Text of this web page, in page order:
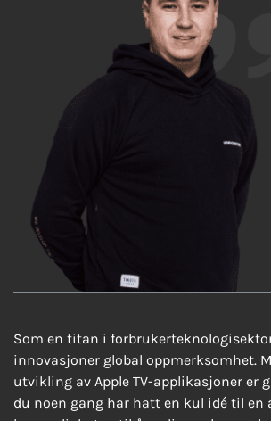
Som en titan i
innovasjoner global oppmerksomhet.
utvikling av Apple TV-applikasjoner er
du noen gang har hatt en kul idé til en